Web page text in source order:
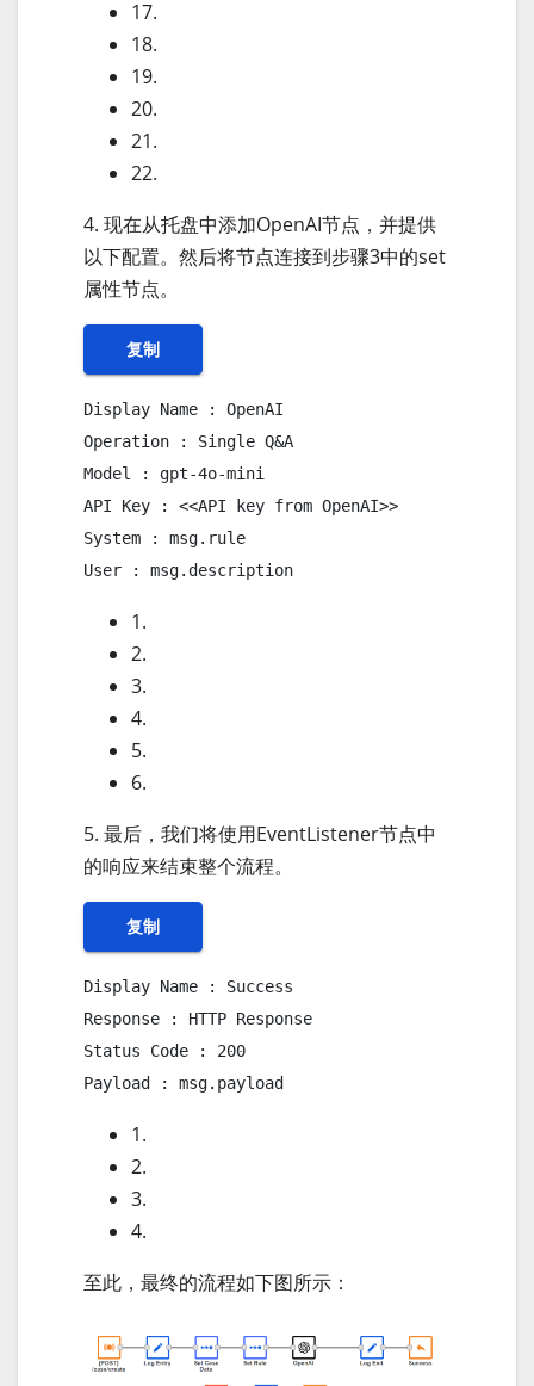
17.
18.
19.
20.
21.
22.
4. 现在从托盘中添加OpenAI节点，并提供
以下配置。然后将节点连接到步骤3中的set
属性节点。
复制
Display Name : OpenAI
Operation : Single Q&A
Model : gpt-4o-mini
API Key : <<API key from OpenAI>>
System : msg.rule
User : msg.description
1.
2.
3.
4.
5.
6.
5. 最后，我们将使用EventListener节点中
的响应来结束整个流程。
复制
Display Name : Success
Response : HTTP Response
Status Code : 200
Payload : msg.payload
1.
2.
3.
4.
至此，最终的流程如下图所示：